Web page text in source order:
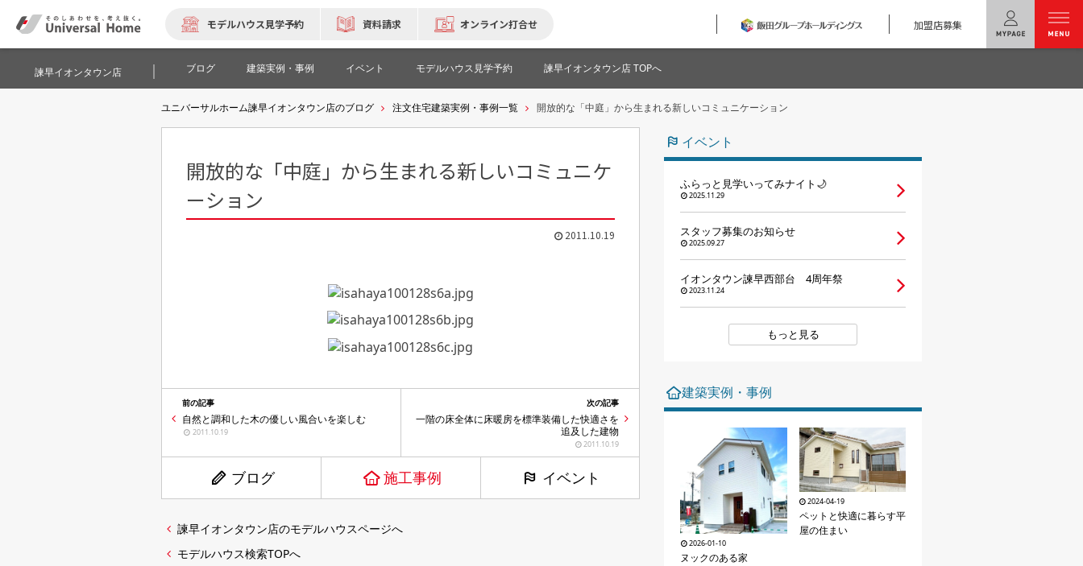
モデルハウス見学予約 資料請求 オンライン打合せ 加盟店募集
ユニバーサル
テクノロジー
建築実例
シミュレーション
キャンペーン・コラボ情報
家づくりの知識
お問い合わせ
諫早イオンタウン店 ブログ 建築実例・事例 イベント モデルハウス見学予約 諫早イオンタウン店 TOPへ
ユニバーサルホーム諫早イオンタウン店のブログ 注文住宅建築実例・事例一覧 開放的な「中庭」から生まれる新しいコミュニケーション
開放的な「中庭」から生まれる新しいコミュニケ
ーション
2011.10.19
前の記事
自然と調和した木の優しい風合いを楽しむ
2011.10.19
次の記事
一階の床全体に床暖房を標準装備した快適さを
追及した建物
2011.10.19
ブログ 施工事例 イベント
諫早イオンタウン店のモデルハウスページへ
モデルハウス検索TOPへ
イベント
ふらっと見学いってみナイト🌙
2025.11.29
スタッフ募集のお知らせ
2025.09.27
イオンタウン諫早西部台 4周年祭
2023.11.24
もっと見る
建築実例・事例
2026-01-10
ヌックのある家
2024-04-19
ペットと快適に暮らす平
屋の住まい